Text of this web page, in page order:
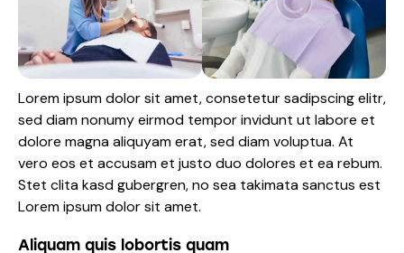
Lorem ipsum dolor sit amet, consetetur sadipscing elitr,
sed diam nonumy eirmod tempor invidunt ut labore et
dolore magna aliquyam erat, sed diam voluptua. At
vero eos et accusam et justo duo dolores et ea rebum.
Stet clita kasd gubergren, no sea takimata sanctus est
Lorem ipsum dolor sit amet.
Aliquam quis lobortis quam